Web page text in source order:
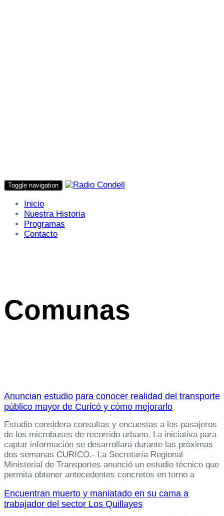
Toggle navigation
Inicio
Nuestra Historia
Programas
Contacto
Comunas
Anuncian estudio para conocer realidad del transporte
público mayor de Curicó y cómo mejorarlo
Estudio considera consultas y encuestas a los pasajeros
de los microbuses de recorrido urbano. La iniciativa para
captar información se desarrollará durante las próximas
dos semanas CURICO.- La Secretaría Regional
Ministerial de Transportes anunció un estudio técnico que
permita obtener antecedentes concretos en torno a
Encuentran muerto y maniatado en su cama a
trabajador del sector Los Quillayes